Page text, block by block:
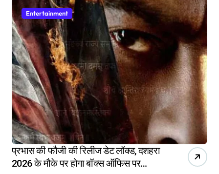
Entertainment
प्रभास की फौजी की रिलीज डेट लॉक्ड, दशहरा
2026 के मौके पर होगा बॉक्स ऑफिस पर